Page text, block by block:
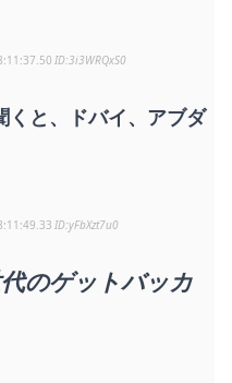
3i3WRQxS0
くと、ドバイ、アブダ
yFbXzt7u0
のゲットバッカ